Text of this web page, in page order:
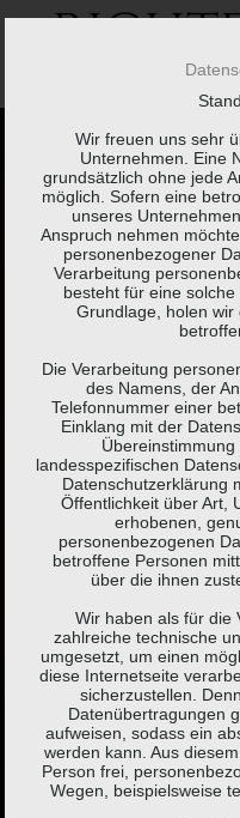
Kaum
so viel
eine
Brigitte Fuchs,Schweizer
KONTAKT
Wir freuen uns sehr
Unternehmen. Eine
grundsätzlich ohne jede
möglich. Sofern eine
unseres
Anspruch nehmen
personenbezogener
Verarbeitung
besteht für eine
Grundlage, holen wir
Die Verarbeitung
des Namens, der
Telefonnummer einer
Einklang mit der
landesspezifischen
Datenschutzerklärung
Öffentlichkeit über Art,
erhobenen,
personenbezogenen
betroffene Personen
über die ihnen
Wir haben als für die
zahlreiche technische
umgesetzt, um einen
diese Internetseite
sicherzustellen.
Datenübertragungen
aufweisen, sodass ein
werden kann. Aus
Person frei,
Wegen, beispielsweise